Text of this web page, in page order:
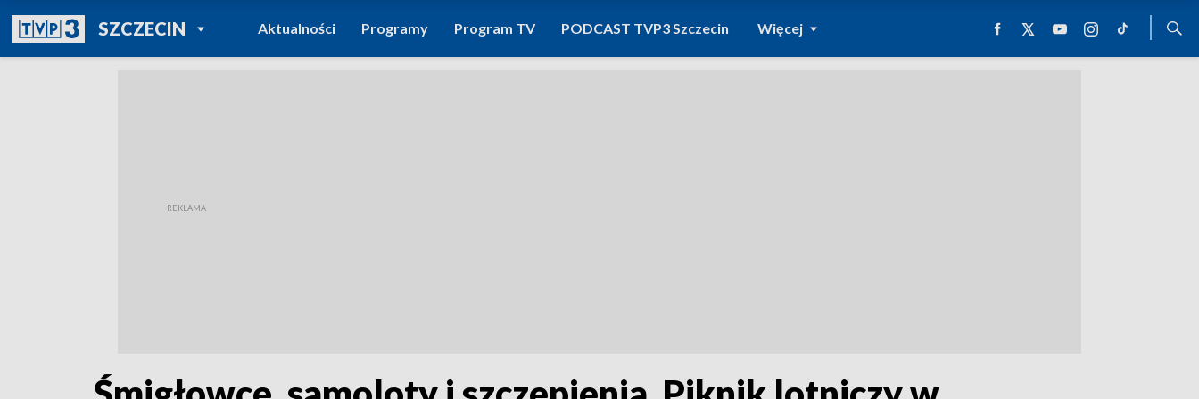
SZCZECINPOWRÓT DO
TVP REGIONY
Aktualności Programy Program TV PODCAST TVP3 Szczecin Więcej